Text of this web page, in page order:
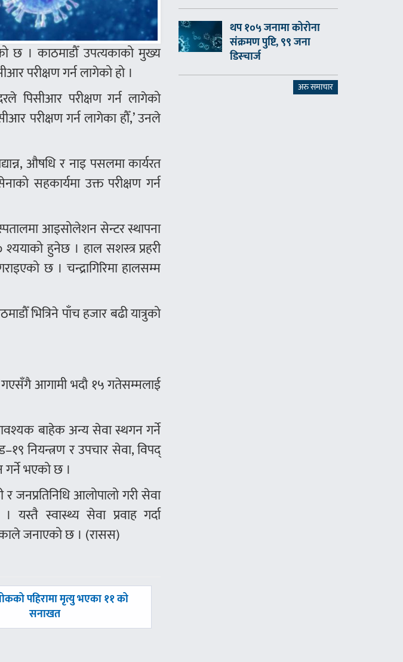
छ । काठमाडौँ उपत्यकाको मुख्य
परीक्षण गर्न लागेको हो ।
पिसीआर परीक्षण गर्न लागेको
परीक्षण गर्न लागेका हौँ,’ उनले
औषधि र नाइ पसलमा कार्यरत
सहकार्यमा उक्त परीक्षण गर्न
आइसोलेशन सेन्टर स्थापना
हुनेछ । हाल सशस्त्र प्रहरी
छ । चन्द्रागिरिमा हालसम्म
भित्रिने पाँच हजार बढी यात्रुको
गएसँगै आगामी भदौ १५ गतेसम्मलाई
बाहेक अन्य सेवा स्थगन गर्ने
नियन्त्रण र उपचार सेवा, विपद्
गर्ने भएको छ ।
जनप्रतिनिधि आलोपालो गरी सेवा
यस्तै स्वास्थ्य सेवा प्रवाह गर्दा
जनाएको छ । (रासस)
पहिरामा मृत्यु भएका ११ को
सनाखत
थप १०५ जनामा कोरोना
संक्रमण पुष्टि, ९९ जना
डिस्चार्ज
अरु समाचार